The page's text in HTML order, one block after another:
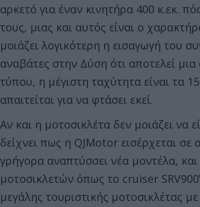
αρκετό για έναν κινητήρα 400 κ.εκ.
τους, μιας και αυτός είναι ο
μοιάζει λογικότερη η εισαγωγή του
αναβάτες στην Δύση ότι αποτελεί
τύπου, η μέγιστη ταχύτητα είναι τα
απαιτείται για να φτάσει εκεί.
Αν και η μοτοσικλέτα δεν μοιάζει να
δείχνει πως η QJMotor εισέρχεται
γρήγορα αναπτύσσει νέα μοντέλα,
μοτοσικλετών όπως το cruiser
μεγάλης τουριστικής μοτοσικλέτας